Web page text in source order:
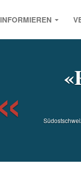
INFORMIEREN